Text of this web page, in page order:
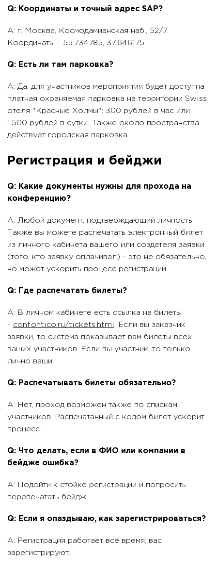
Q: Координаты и точный адрес SAP?
A: г. Москва, Космодамианская наб., 52/7.
Координаты - 55.734785, 37.646175
Q: Есть ли там парковка?
A: Да, для участников мероприятия будет доступна
платная охраняемая парковка на территории Swiss
отеля "Красные Холмы": 300 рублей в час или
1,500 рублей в сутки. Также около пространства
действует городская парковка.
Регистрация и бейджи
Q: Какие документы нужны для прохода на
конференцию?
A: Любой документ, подтверждающий личность.
Также вы можете распечатать электронный билет
из личного кабинета вашего или создателя заявки
(того, кто заявку оплачивал) - это не обязательно,
но может ускорить процесс регистрации.
Q: Где распечатать билеты?
A: В личном кабинете есть ссылка на билеты
- conf.ontico.ru/tickets.html
. Если вы заказчик
заявки, то система показывает вам билеты всех
ваших участников. Если вы участник, то только
лично ваши.
Q: Распечатывать билеты обязательно?
A: Нет, проход возможен также по спискам
участников. Распечатанный с кодом билет ускорит
процесс.
Q: Что делать, если в ФИО или компании в
бейдже ошибка?
A: Подойти к стойке регистрации и попросить
перепечатать бейдж.
Q: Если я опаздываю, как зарегистрироваться?
A: Регистрация работает всё время, вас
зарегистрируют.